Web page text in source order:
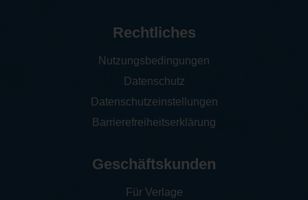
Rechtliches
Nutzungsbedingungen
Datenschutz
Datenschutzeinstellungen
Barrierefreiheitserklärung
Geschäftskunden
Für Verlage